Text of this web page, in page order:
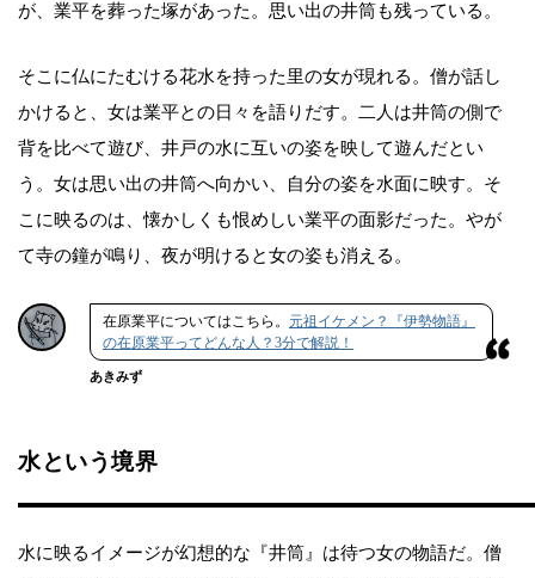
が、業平を葬った塚があった。思い出の井筒も残っている。
そこに仏にたむける花水を持った里の女が現れる。僧が話し
かけると、女は業平との日々を語りだす。二人は井筒の側で
背を比べて遊び、井戸の水に互いの姿を映して遊んだとい
う。女は思い出の井筒へ向かい、自分の姿を水面に映す。そ
こに映るのは、懐かしくも恨めしい業平の面影だった。やが
て寺の鐘が鳴り、夜が明けると女の姿も消える。
在原業平についてはこちら。 元祖イケメン？『伊勢物語』
の在原業平ってどんな人？3分で解説！
あきみず
水という境界
水に映るイメージが幻想的な『井筒』は待つ女の物語だ。僧